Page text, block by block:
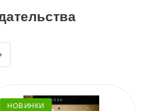
НОВИНКИ